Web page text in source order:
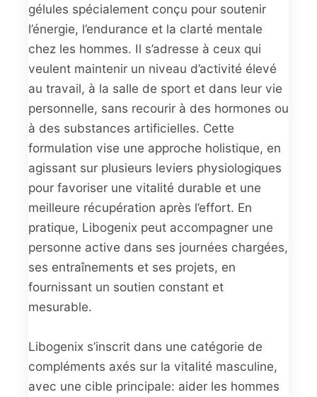
gélules spécialement conçu pour soutenir
l’énergie, l’endurance et la clarté mentale
chez les hommes. Il s’adresse à ceux qui
veulent maintenir un niveau d’activité élevé
au travail, à la salle de sport et dans leur vie
personnelle, sans recourir à des hormones ou
à des substances artificielles. Cette
formulation vise une approche holistique, en
agissant sur plusieurs leviers physiologiques
pour favoriser une vitalité durable et une
meilleure récupération après l’effort. En
pratique, Libogenix peut accompagner une
personne active dans ses journées chargées,
ses entraînements et ses projets, en
fournissant un soutien constant et
mesurable.
Libogenix s’inscrit dans une catégorie de
compléments axés sur la vitalité masculine,
avec une cible principale: aider les hommes